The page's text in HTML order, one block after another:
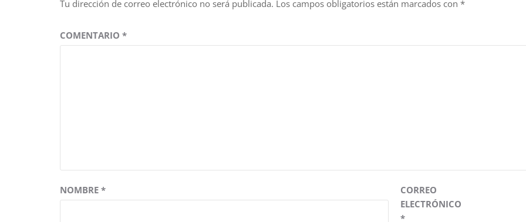
Tu dirección de correo electrónico no será publicada. Los campos obligatorios están marcados con *
COMENTARIO *
NOMBRE *
CORREO
ELECTRÓNICO
*